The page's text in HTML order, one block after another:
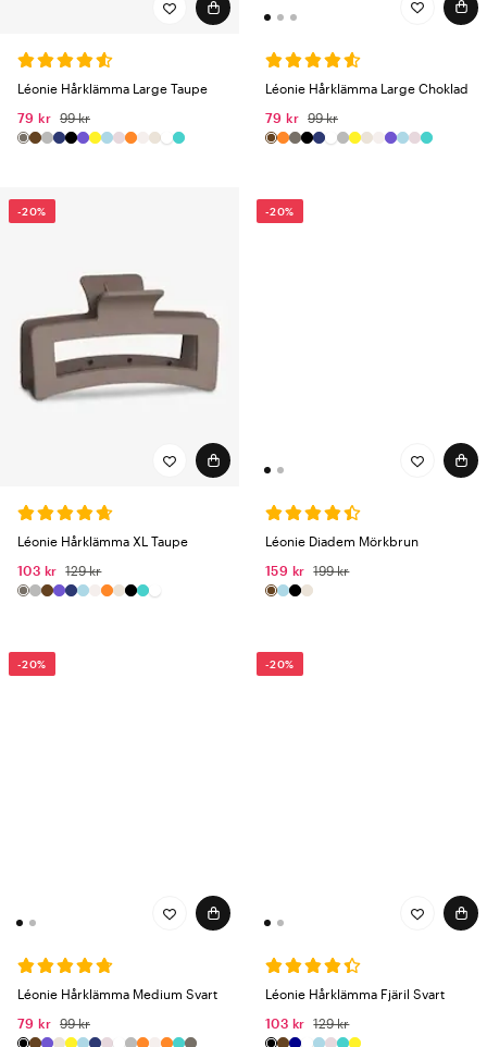
Léonie Hårklämma Large Taupe
79 kr 99 kr
Léonie Hårklämma Large Choklad
79 kr 99 kr
-20%
Léonie Hårklämma XL Taupe
103 kr
129 kr
-20%
Léonie Diadem Mörkbrun
159 kr
199 kr
-20%
Léonie Hårklämma Medium Svart
79 kr 99 kr
-20%
Léonie Hårklämma Fjäril Svart
103 kr
129 kr